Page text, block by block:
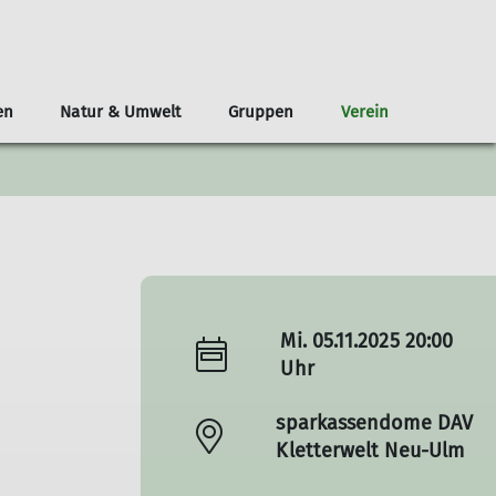
Newsletter
Bibliothek
Alpenvereinshütten-Knigge
Mitfahrzentrale
Natur & Umwelt
die Berge Infos zu Natur und Umwelt
Gruppen
Chalk &
Seniorengymnastik
Verein
Ansprechpartner
Mi. 05.11.2025 20:00
Uhr
sparkassendome DAV
Kletterwelt Neu-Ulm